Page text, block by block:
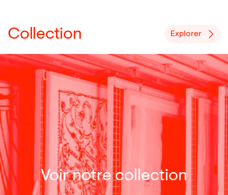
Collection Explorer
Voir notre collection